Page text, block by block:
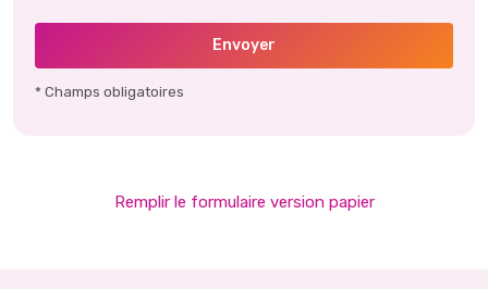
Envoyer
* Champs obligatoires
Remplir le formulaire version papier